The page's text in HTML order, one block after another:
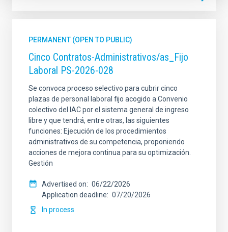
PERMANENT (OPEN TO PUBLIC)
Cinco Contratos-Administrativos/as_Fijo
Laboral PS-2026-028
Se convoca proceso selectivo para cubrir cinco
plazas de personal laboral fijo acogido a Convenio
colectivo del IAC por el sistema general de ingreso
libre y que tendrá, entre otras, las siguientes
funciones: Ejecución de los procedimientos
administrativos de su competencia, proponiendo
acciones de mejora continua para su optimización.
Gestión
Advertised on
06/22/2026
Application deadline
07/20/2026
In process